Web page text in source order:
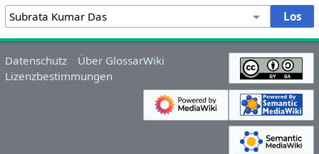
Datenschutz
Über GlossarWiki
Lizenzbestimmungen